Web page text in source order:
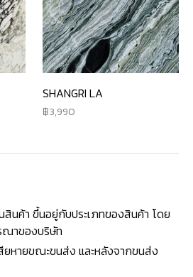
SHANGRI LA
3,990
สินค้า ขึ้นอยู่กับประเภทของสินค้า โดย
ณาของบริษัท
ยหายขณะขนส่ง และหลังจากขนส่ง